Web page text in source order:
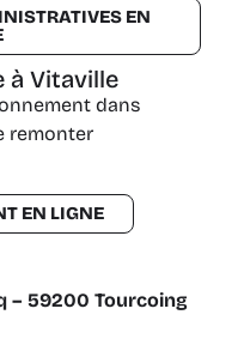
EN
à Vitaville
dans
remonter
EN LIGNE
– 59200 Tourcoing